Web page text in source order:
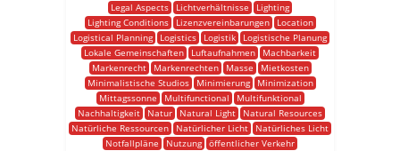
Legal Aspects
Lichtverhältnisse
Lighting
Lighting Conditions
Lizenzvereinbarungen
Location
Logistical Planning
Logistics Logistik
Logistische Planung
Lokale Gemeinschaften
Luftaufnahmen
Machbarkeit
Markenrecht
Markenrechten Masse
Mietkosten
Minimalistische Studios
Minimierung
Minimization
Mittagssonne
Multifunctional
Multifunktional
Nachhaltigkeit
Natur Natural Light
Natural Resources
Natürliche Ressourcen
Natürlicher Licht
Natürliches Licht
Notfallpläne
Nutzung öffentlicher Verkehr